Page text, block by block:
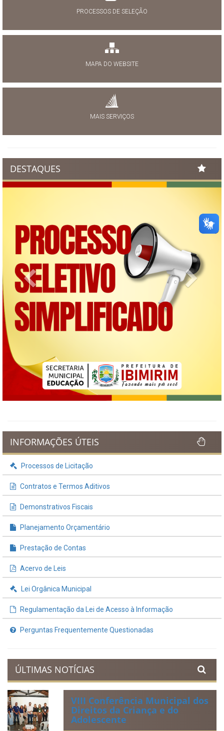
PROCESSOS DE SELEÇÃO
MAPA DO WEBSITE
MAIS SERVIÇOS
DESTAQUES
Previous Next
INFORMAÇÕES ÚTEIS
Processos de Licitação
Contratos e Termos Aditivos
Demonstrativos Fiscais
Planejamento Orçamentário
Prestação de Contas
Acervo de Leis
Lei Orgânica Municipal
Regulamentação da Lei de Acesso à Informação
Perguntas Frequentemente Questionadas
ÚLTIMAS NOTÍCIAS
VIII Conferência Municipal dos
Direitos da Criança e do
Adolescente